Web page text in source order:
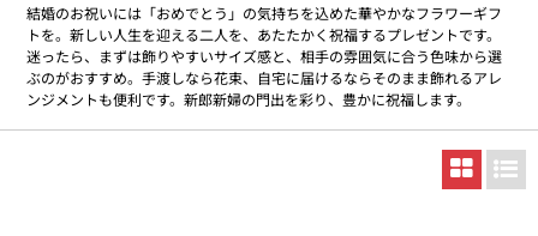
結婚のお祝いには「おめでとう」の気持ちを込めた華やかなフラワーギフ
トを。新しい人生を迎える二人を、あたたかく祝福するプレゼントです。
迷ったら、まずは飾りやすいサイズ感と、相手の雰囲気に合う色味から選
ぶのがおすすめ。手渡しなら花束、自宅に届けるならそのまま飾れるアレ
ンジメントも便利です。新郎新婦の門出を彩り、豊かに祝福します。